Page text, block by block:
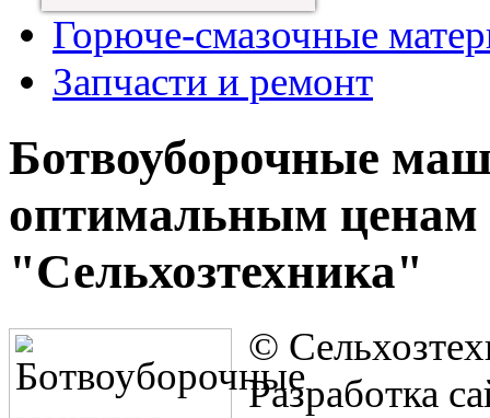
Горюче-смазочные
Запчасти и ремонт
Ботвоуборочные
оптимальным ценам
"Сельхозтехника"
©
Разработка